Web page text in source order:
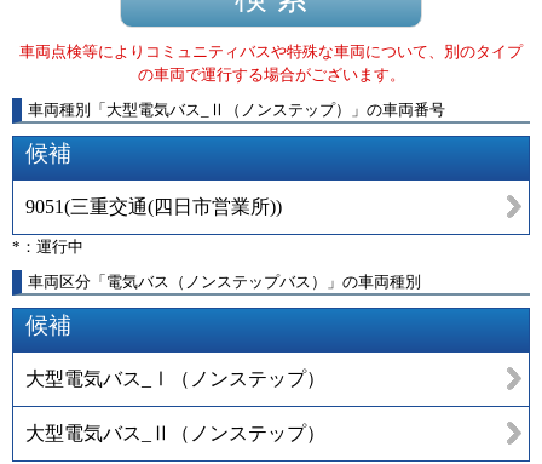
車両点検等によりコミュニティバスや特殊な車両について、別のタイプ
の車両で運行する場合がございます。
車両種別
「 大型電気バス_Ⅱ（ノンステップ） 」 の車両番号
候補
9051(三重交通(四日市営業所))
*：運行中
車両区分「電気バス（ノンステップバス）」の車両種別
候補
大型電気バス_Ⅰ（ノンステップ）
大型電気バス_Ⅱ（ノンステップ）